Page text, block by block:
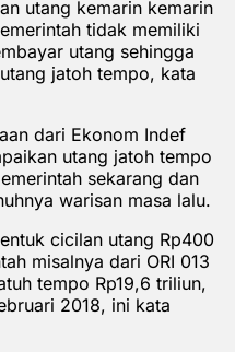
utang kemarin kemarin
tidak memiliki
utang sehingga
jatoh tempo, kata
dari Ekonom Indef
utang jatoh tempo
sekarang dan
warisan masa lalu.
cicilan utang Rp400
misalnya dari ORI 013
tempo Rp19,6 triliun,
2018, ini kata